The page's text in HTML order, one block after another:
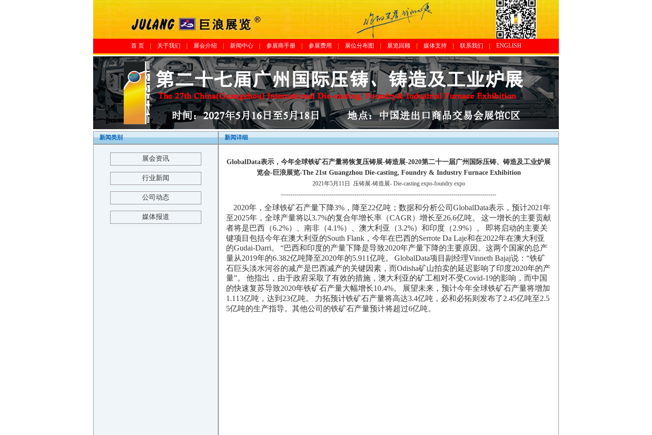
首 页 关于我们 展会介绍 新闻中心 参展商手册| 参展费用 展位分布图 展览回顾 媒体支持| 联系我们 ENGLISH
新闻类别
展会资讯
行业新闻
公司动态
媒体报道
新闻详细
GlobalData表示，今年全球铁矿石产量将恢复压铸展-铸造展-2020第二十一届广州国际压铸、铸造及工业炉展
览会-巨浪展览-The 21st Guangzhou Die-casting, Foundry & Industry Furnace Exhibition
2021年5月11日
压铸展-铸造展- Die-casting expo-foundry expo
---------------------------------------------------------------------------------------------------------------
2020年，全球铁矿石产量下降3%，降至22亿吨；数据和分析公司GlobalData表示，预计2021年
至2025年，全球产量将以3.7%的复合年增长率（CAGR）增长至26.6亿吨。
这一增长的主要贡献
者将是巴西（6.2%）、南非（4.1%）、澳大利亚（3.2%）和印度（2.9%）。
即将启动的主要关
键项目包括今年在澳大利亚的South Flank，今年在巴西的Serrote Da Laje和在2022年在澳大利亚
的Gudai-Darri。
“巴西和印度的产量下降是导致2020年产量下降的主要原因。这两个国家的总产
量从2019年的6.382亿吨降至2020年的5.911亿吨。
GlobalData项目副经理Vinneth Bajaj说：“铁矿
石巨头淡水河谷的减产是巴西减产的关键因素，而Odisha矿山拍卖的延迟影响了印度2020年的产
量”。
他指出，由于政府采取了有效的措施，澳大利亚的矿工相对不受Covid-19的影响，而中国
的快速复苏导致2020年铁矿石产量大幅增长10.4%。
展望未来，预计今年全球铁矿石产量将增加
1.113亿吨，达到23亿吨。
力拓预计铁矿石产量将高达3.4亿吨，必和必拓则发布了2.45亿吨至2.5
5亿吨的生产指导。其他公司的铁矿石产量预计将超过6亿吨。